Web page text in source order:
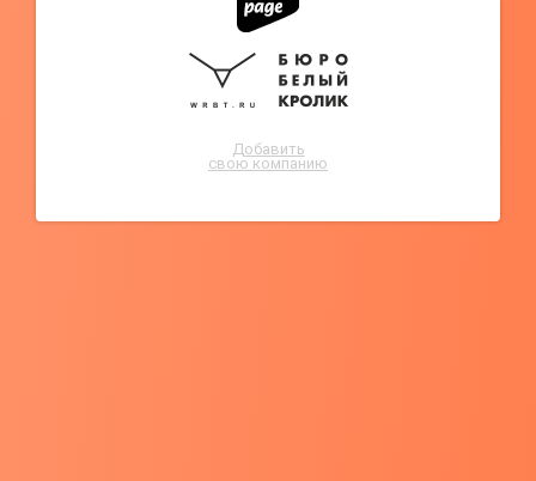
Добавить
свою компанию